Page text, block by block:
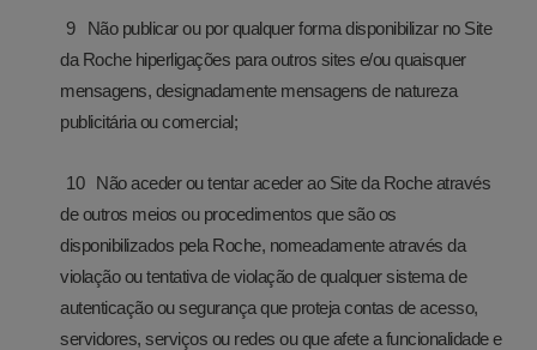
Não publicar ou por qualquer forma disponibilizar no Site
da Roche hiperligações para outros sites e/ou quaisquer
mensagens, designadamente mensagens de natureza
publicitária ou comercial;
Não aceder ou tentar aceder ao Site da Roche através
de outros meios ou procedimentos que são os
disponibilizados pela Roche, nomeadamente através da
violação ou tentativa de violação de qualquer sistema de
autenticação ou segurança que proteja contas de acesso,
servidores, serviços ou redes ou que afete a funcionalidade e